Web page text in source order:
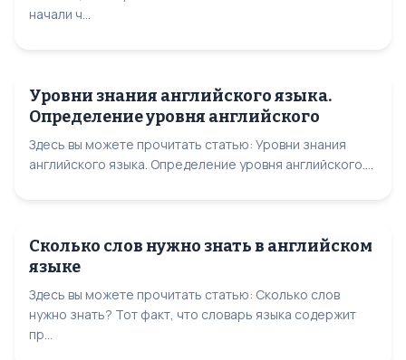
начали ч...
Уровни знания английского языка.
Определение уровня английского
Здесь вы можете прочитать статью: Уровни знания
английского языка. Определение уровня английского....
Сколько слов нужно знать в английском
языке
Здесь вы можете прочитать статью: Сколько слов
нужно знать? Тот факт, что словарь языка содержит
пр...